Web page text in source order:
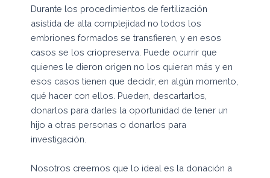
Durante los procedimientos de fertilización
asistida de alta complejidad no todos los
embriones formados se transfieren, y en esos
casos se los criopreserva. Puede ocurrir que
quienes le dieron origen no los quieran más y en
esos casos tienen que decidir, en algún momento,
qué hacer con ellos. Pueden, descartarlos,
donarlos para darles la oportunidad de tener un
hijo a otras personas o donarlos para
investigación.
Nosotros creemos que lo ideal es la donación a